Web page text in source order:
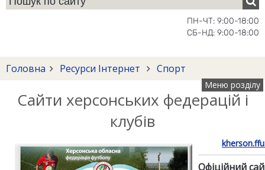
ПН-ЧТ: 9:00-18:00
СБ-НД: 9:00-18:00
Головна Ресурси Інтернет Спорт
Меню розділу
Сайти херсонських федерацій і
клубів
Офіційний